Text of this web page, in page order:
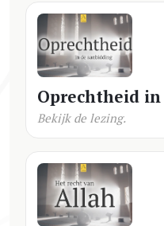
Oprechtheid
Bekijk de lezing.